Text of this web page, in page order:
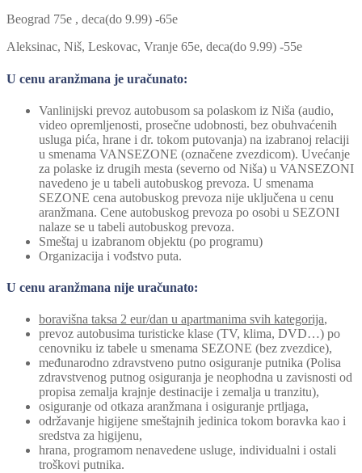
Beograd 75e , deca(do 9.99) -65e
Aleksinac, Niš, Leskovac, Vranje 65e, deca(do 9.99) -55e
U cenu aranžmana je uračunato:
Vanlinijski prevoz autobusom sa polaskom iz Niša (audio,
video opremljenosti, prosečne udobnosti, bez obuhvaćenih
usluga pića, hrane i dr. tokom putovanja) na izabranoj relaciji
u smenama VANSEZONE (označene zvezdicom). Uvećanje
za polaske iz drugih mesta (severno od Niša) u VANSEZONI
navedeno je u tabeli autobuskog prevoza. U smenama
SEZONE cena autobuskog prevoza nije uključena u cenu
aranžmana. Cene autobuskog prevoza po osobi u SEZONI
nalaze se u tabeli autobuskog prevoza.
Smeštaj u izabranom objektu (po programu)
Organizacija i vođstvo puta.
U cenu aranžmana nije uračunato:
boravišna taksa 2 eur/dan u apartmanima svih kategorija,
prevoz autobusima turisticke klase (TV, klima, DVD…) po
cenovniku iz tabele u smenama SEZONE (bez zvezdice),
međunarodno zdravstveno putno osiguranje putnika (Polisa
zdravstvenog putnog osiguranja je neophodna u zavisnosti od
propisa zemalja krajnje destinacije i zemalja u tranzitu),
osiguranje od otkaza aranžmana i osiguranje prtljaga,
održavanje higijene smeštajnih jedinica tokom boravka kao i
sredstva za higijenu,
hrana, programom nenavedene usluge, individualni i ostali
troškovi putnika.